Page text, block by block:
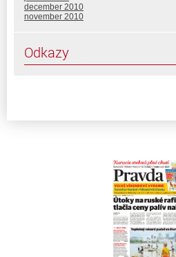
december 2010
november 2010
Odkazy